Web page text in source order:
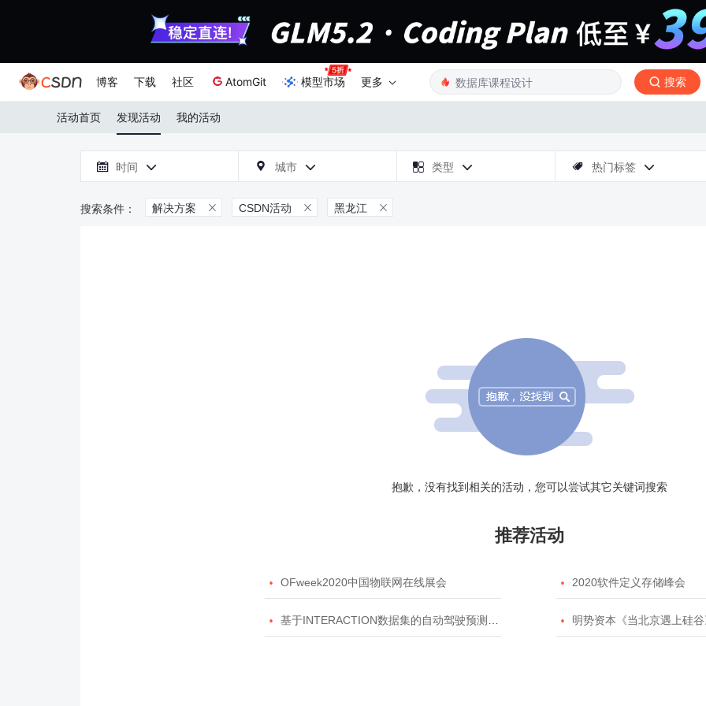
博客 下载 社区 AtomGit 模型市场 更多 搜索
活动首页 发现活动 我的活动
 时间   城市   类型   热门标签 
解决方案  CSDN活动  黑龙江 
抱歉，没有找到相关的活动，您可以尝试其它关键词搜索
推荐活动
 OFweek2020中国物联网在线展会  2020软件定义存储峰会
 基于INTERACTION数据集的自动驾驶预测模型挑战赛  明势资本《当北京遇上硅谷》系列